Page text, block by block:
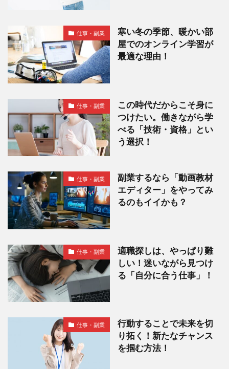
仕事・副業
寒い冬の季節、暖かい部
屋でのオンライン学習が
最適な理由！
仕事・副業
この時代だからこそ身に
つけたい。働きながら学
べる「技術・資格」とい
う選択！
仕事・副業
副業するなら「動画教材
エディター」をやってみ
るのもイイかも？
仕事・副業
適職探しは、やっぱり難
しい！迷いながら見つけ
る「自分に合う仕事」！
仕事・副業
行動することで未来を切
り拓く！新たなチャンス
を掴む方法！